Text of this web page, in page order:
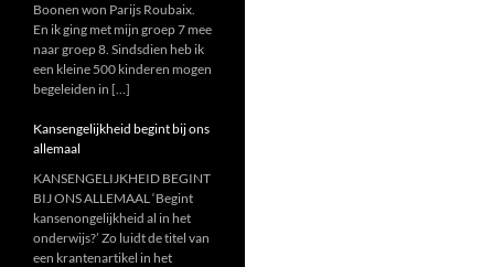
Boonen won Parijs Roubaix.
En ik ging met mijn groep 7 mee
naar groep 8. Sindsdien heb ik
een kleine 500 kinderen mogen
begeleiden in […]
Kansengelijkheid begint bij ons
allemaal
KANSENGELIJKHEID BEGINT
BIJ ONS ALLEMAAL ‘Begint
kansenongelijkheid al in het
onderwijs?’ Zo luidt de titel van
een krantenartikel in het